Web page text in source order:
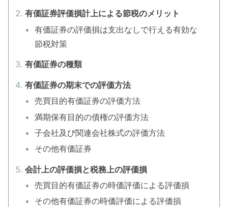
有価証券評価損計上による節税のメリット
有価証券の評価損は支出なしで行える有効な
節税対策
有価証券の種類
有価証券の期末での評価方法
売買目的有価証券の評価方法
満期保有目的の債権の評価方法
子会社及び関連会社株式の評価方法
その他有価証券
会計上の評価損と税務上の評価損
売買目的有価証券の時価評価による評価損
その他有価証券の時価評価による評価損